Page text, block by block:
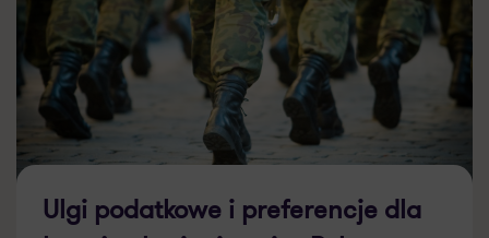
Ulgi podatkowe i preferencje dla